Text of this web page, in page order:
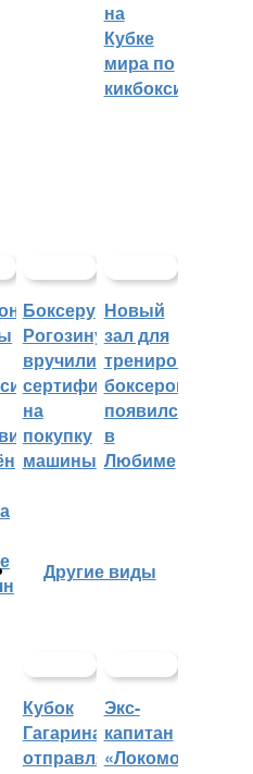
на
Кубке
мира по
кикбоксингу
Боксеру
Рогозину
вручили
сертификат
на
покупку
машины
Новый
зал для
тренировок
боксеров
появился
в
Любиме
Другие виды
Кубок
Гагарина
отправляется
Экс-
капитан
«Локомотива»